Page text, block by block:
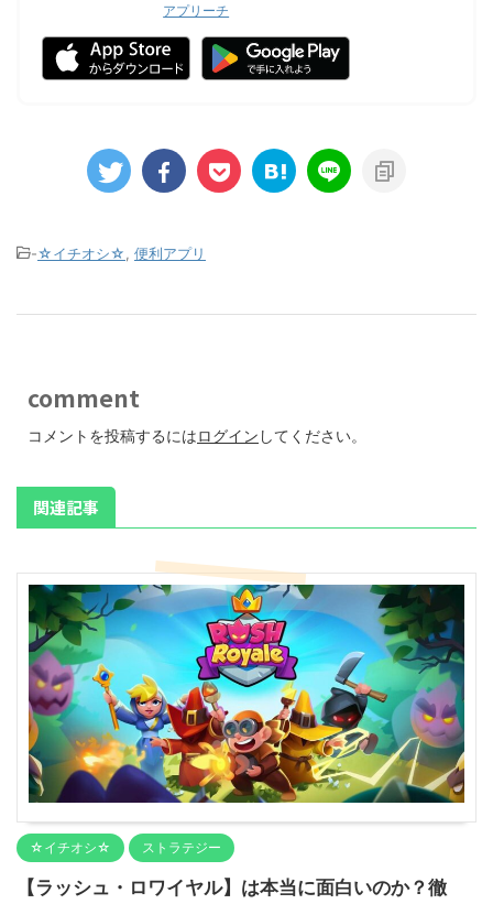
アプリーチ
-☆イチオシ☆ 便利アプリ
comment
コメントを投稿するにはログイン してください。
関連記事
☆イチオシ☆ ストラテジー
【ラッシュ・ロワイヤル】は本当に面白いのか？徹